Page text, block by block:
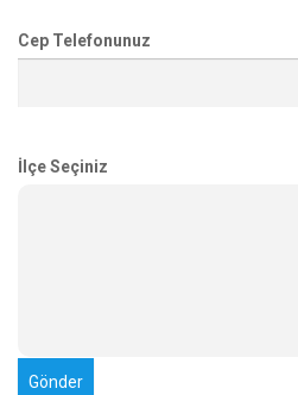
Cep Telefonunuz
İlçe Seçiniz